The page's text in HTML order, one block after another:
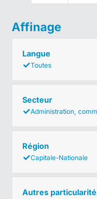
Affinage
Langue
Toutes
Secteur
Administration,
Région
Capitale-Nationale
Autres